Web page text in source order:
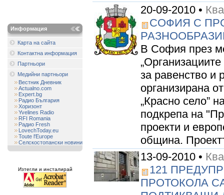
Информация
Карта на сайта
Контактна информация
Партньори
Медийни партньори
Вестник Дневник
Actualno.com
Expert.bg
Радио България
Хоризонт
Yvelines Radio
RFI Romania
Радио Fresh
LovechToday.eu
Toute l'Europe
Селскостопански новини
Изтегли и инсталирай
20-09-2010 •
СОФИЯ С
В София през
за равенство и
организирана
„Красно село”
подкрепа на
проекти и
община.
13-09-2010 •
121
ПРОТОКОЛА